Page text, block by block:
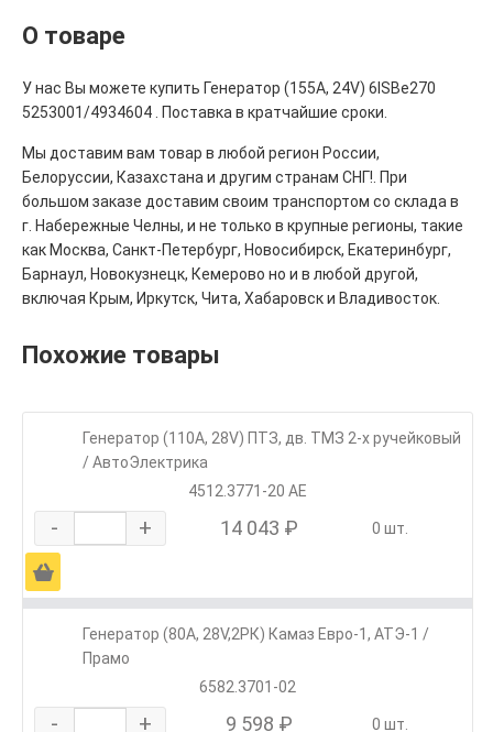
О товаре
У нас Вы можете купить Генератор (155А, 24V) 6ISBe270
5253001/4934604 . Поставка в кратчайшие сроки.
Мы доставим вам товар в любой регион России,
Белоруссии, Казахстана и другим странам СНГ!. При
большом заказе доставим своим транспортом со склада в
г. Набережные Челны, и не только в крупные регионы, такие
как Москва, Санкт-Петербург, Новосибирск, Екатеринбург,
Барнаул, Новокузнецк, Кемерово но и в любой другой,
включая Крым, Иркутск, Чита, Хабаровск и Владивосток.
Похожие товары
Генератор (110А, 28V) ПТЗ, дв. ТМЗ 2-х ручейковый
/ АвтоЭлектрика
4512.3771-20 АЕ
- + 14 043 ₽ 0 шт.
Ä
Генератор (80А, 28V,2РК) Камаз Евро-1, АТЭ-1 /
Прамо
6582.3701-02
- + 9 598 ₽ 0 шт.